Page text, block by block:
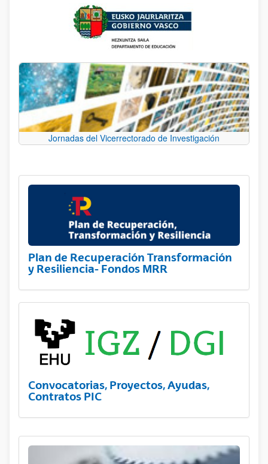
Jornadas del Vicerrectorado de Investigación
Plan de Recuperación Transformación
y Resiliencia- Fondos MRR
Convocatorias, Proyectos, Ayudas,
Contratos PIC